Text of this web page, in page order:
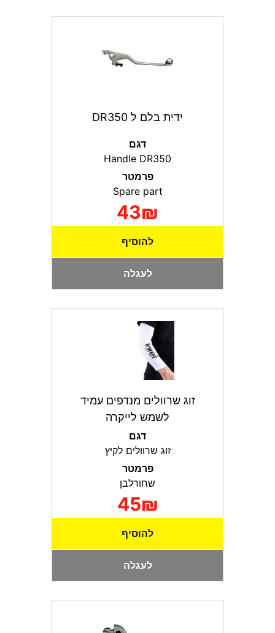
ידית בלם ל DR350
דגם
Handle DR350
פרמטר
43₪
להוסיף
לעגלה
זוג שרוולים מנדפים עמיד
לשמש לייקרה
דגם
זוג שרוולים לקיץ
פרמטר
שחורלבן
45₪
להוסיף
לעגלה